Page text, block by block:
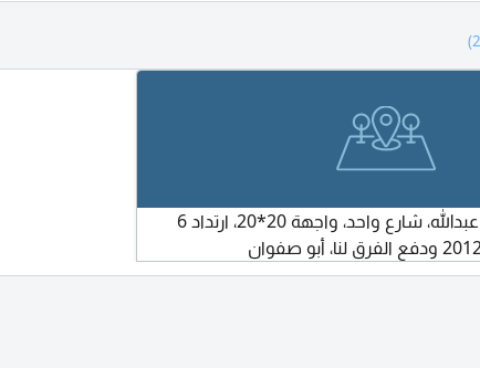
للبدل أرض في جنوب عبدالله، شارع واحد، واجهة 20*20، ارتداد 6